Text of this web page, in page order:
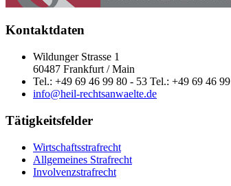
Kontaktdaten
Wildunger Strasse 1
60487 Frankfurt / Main
Tel.: +49 69 46 99 80 - 53 Tel.: +49 69 46
info@heil-rechtsanwaelte.de
Tätigkeitsfelder
Wirtschaftsstrafrecht
Allgemeines Strafrecht
Involvenzstrafrecht